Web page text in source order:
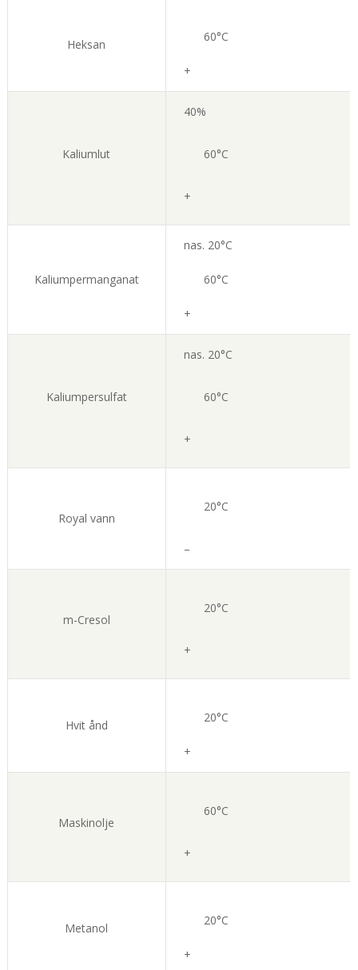
Heksan
60°C
+
Kaliumlut
40%
60°C
+
Kaliumpermanganat
nas. 20°C
60°C
+
Kaliumpersulfat
nas. 20°C
60°C
+
Royal vann
20°C
–
m-Cresol
20°C
+
Hvit ånd
20°C
+
Maskinolje
60°C
+
Metanol
20°C
+